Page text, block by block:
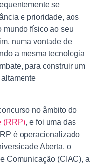
se
e prioridade, aos
mundo físico ao seu
numa vontade de
a mesma tecnologia
para construir um
no âmbito do
(RRP), e foi uma das
é operacionalizado
Aberta, o
Comunicação (CIAC), a